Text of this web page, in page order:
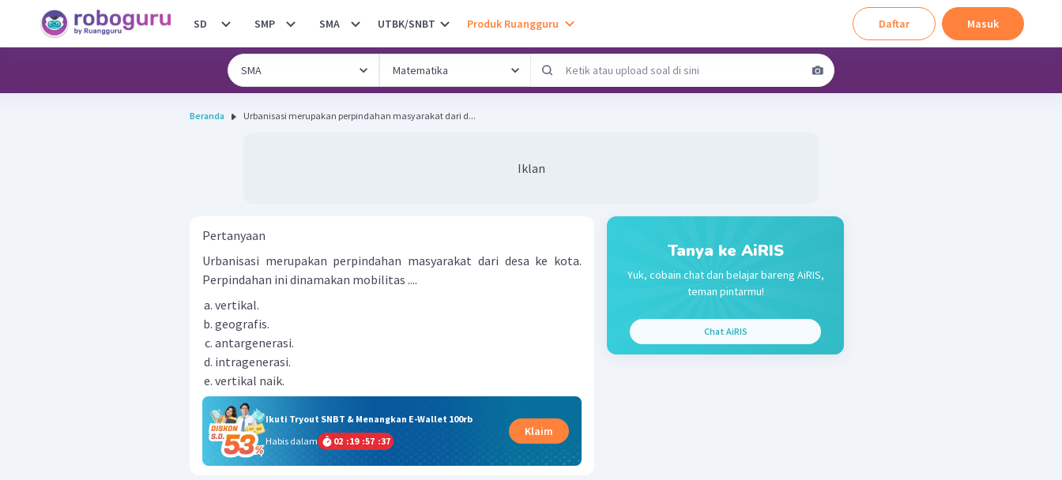
SD SMP SMA UTBK/SNBT Produk Ruangguru Daftar Masuk
Beranda Urbanisasi merupakan perpindahan masyarakat dari d...
Iklan
Pertanyaan
Urbanisasi merupakan perpindahan masyarakat dari desa ke kota.
Perpindahan ini dinamakan mobilitas ....
vertikal.
geografis.
antargenerasi.
intragenerasi.
vertikal naik.
Ikuti Tryout SNBT & Menangkan E-Wallet 100rb
Habis dalam
02 :19 :57 :37
Klaim
Tanya ke AiRIS
Yuk, cobain chat dan belajar bareng AiRIS,
teman pintarmu!
Chat AiRIS